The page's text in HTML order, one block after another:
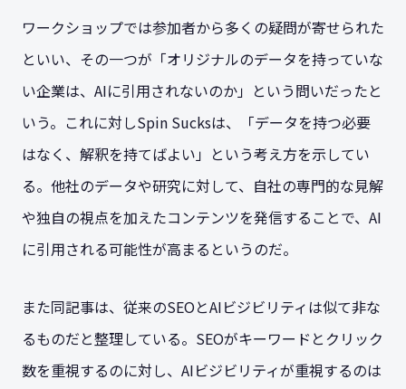
ワークショップでは参加者から多くの疑問が寄せられた
といい、その一つが「オリジナルのデータを持っていな
い企業は、AIに引用されないのか」という問いだったと
いう。これに対しSpin Sucksは、「データを持つ必要
はなく、解釈を持てばよい」という考え方を示してい
る。他社のデータや研究に対して、自社の専門的な見解
や独自の視点を加えたコンテンツを発信することで、AI
に引用される可能性が高まるというのだ。
また同記事は、従来のSEOとAIビジビリティは似て非な
るものだと整理している。SEOがキーワードとクリック
数を重視するのに対し、AIビジビリティが重視するのは